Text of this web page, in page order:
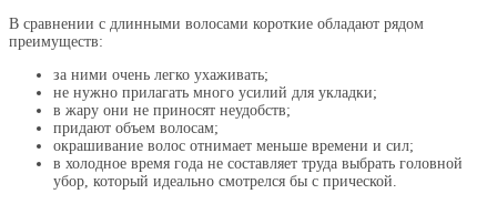
В сравнении с длинными волосами короткие обладают рядом
преимуществ:
за ними очень легко ухаживать;
не нужно прилагать много усилий для укладки;
в жару они не приносят неудобств;
придают объем волосам;
окрашивание волос отнимает меньше времени и сил;
в холодное время года не составляет труда выбрать головной
убор, который идеально смотрелся бы с прической.